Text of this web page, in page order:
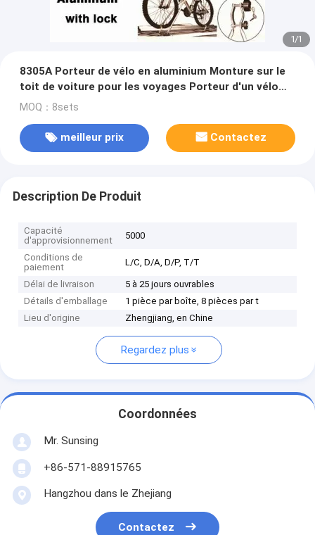
1/1
8305A Porteur de vélo en aluminium Monture sur le
toit de voiture pour les voyages Porteur d'un vélo
avec verrou et deux pneus Universel
MOQ：8sets
meilleur prix Contactez
Description De Produit
Capacité
d'approvisionnement
5000
Conditions de
paiement
L/C, D/A, D/P, T/T
Délai de livraison
5 à 25 jours ouvrables
Détails d'emballage
1 pièce par boîte, 8 pièces par t
Lieu d'origine
Zhengjiang, en Chine
Regardez plus
Coordonnées
Mr. Sunsing
+86-571-88915765
Hangzhou dans le Zhejiang
Contactez